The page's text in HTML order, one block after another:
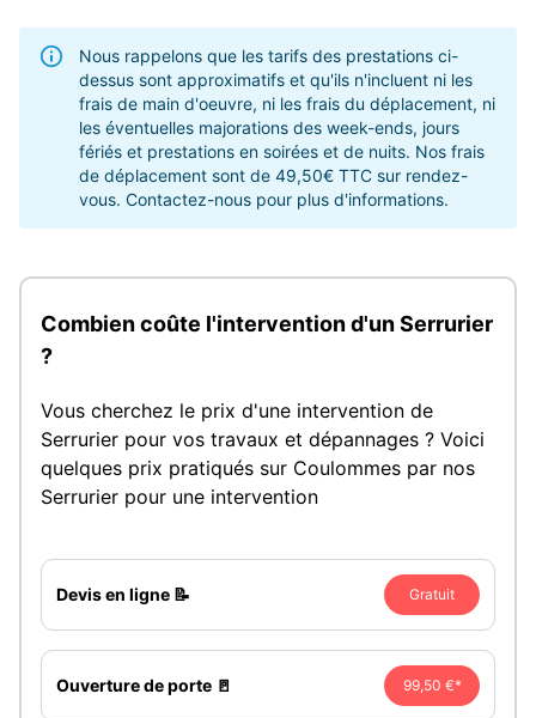
Nous rappelons que les tarifs des prestations ci-
dessus sont approximatifs et qu'ils n'incluent ni les
frais de main d'oeuvre, ni les frais du déplacement, ni
les éventuelles majorations des week-ends, jours
fériés et prestations en soirées et de nuits. Nos frais
de déplacement sont de 49,50€ TTC sur rendez-
vous. Contactez-nous pour plus d'informations.
Combien coûte l'intervention d'un Serrurier
?
Vous cherchez le prix d'une intervention de
Serrurier pour vos travaux et dépannages ? Voici
quelques prix pratiqués sur Coulommes par nos
Serrurier pour une intervention
Devis en ligne 📝 Gratuit
Ouverture de porte 🚪 99,50 €*